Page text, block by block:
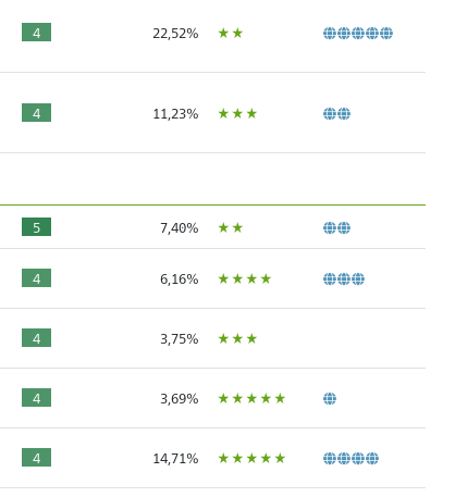
4 22,52% ÙÙ
4 11,23% ÙÙÙ
5 7,40% ÙÙ
4 6,16% ÙÙÙÙ
4 3,75% ÙÙÙ
4 3,69% ÙÙÙÙÙ
4 14,71% ÙÙÙÙÙ